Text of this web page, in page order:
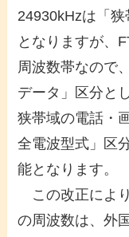
24930kHzは「
となりますが、
周波数帯なので
データ」区分と
狭帯域の電話・
全電波型式」区
能となります。
この改正によ
の周波数は、外